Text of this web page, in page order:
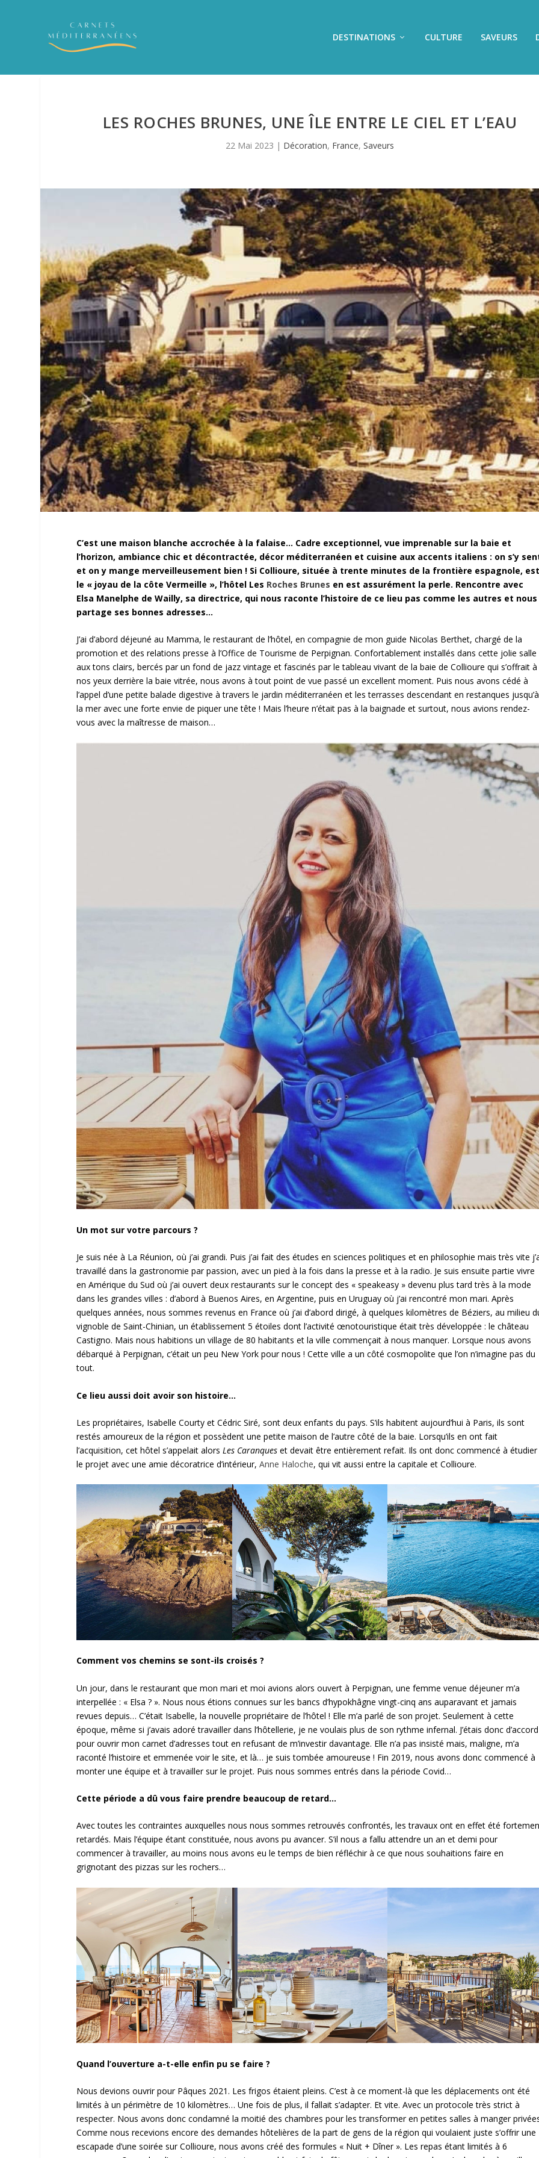
DESTINATIONS CULTURE SAVEURS
LES ROCHES BRUNES, UNE ÎLE ENTRE LE CIEL ET L’EAU
22 Mai 2023 | Décoration, France, Saveurs
C’est une maison blanche accrochée à la falaise… Cadre exceptionnel, vue imprenable sur la baie et
l’horizon, ambiance chic et décontractée, décor méditerranéen et cuisine aux accents italiens : on s’y
et on y mange merveilleusement bien ! Si Collioure, située à trente minutes de la frontière espagnole,
le « joyau de la côte Vermeille », l’hôtel Les Roches Brunes en est assurément la perle. Rencontre avec
Elsa Manelphe de Wailly, sa directrice, qui nous raconte l’histoire de ce lieu pas comme les autres et nous
partage ses bonnes adresses…
J’ai d’abord déjeuné au Mamma, le restaurant de l’hôtel, en compagnie de mon guide Nicolas Berthet, chargé de la
promotion et des relations presse à l’Office de Tourisme de Perpignan. Confortablement installés dans cette jolie salle
aux tons clairs, bercés par un fond de jazz vintage et fascinés par le tableau vivant de la baie de Collioure qui s’offrait à
nos yeux derrière la baie vitrée, nous avons à tout point de vue passé un excellent moment. Puis nous avons cédé à
l’appel d’une petite balade digestive à travers le jardin méditerranéen et les terrasses descendant en restanques jusqu’à
la mer avec une forte envie de piquer une tête ! Mais l’heure n’était pas à la baignade et surtout, nous avions rendez-
vous avec la maîtresse de maison…
Un mot sur votre parcours ?
Je suis née à La Réunion, où j’ai grandi. Puis j’ai fait des études en sciences politiques et en philosophie mais très vite
travaillé dans la gastronomie par passion, avec un pied à la fois dans la presse et à la radio. Je suis ensuite partie vivre
en Amérique du Sud où j’ai ouvert deux restaurants sur le concept des « speakeasy » devenu plus tard très à la mode
dans les grandes villes : d’abord à Buenos Aires, en Argentine, puis en Uruguay où j’ai rencontré mon mari. Après
quelques années, nous sommes revenus en France où j’ai d’abord dirigé, à quelques kilomètres de Béziers, au milieu
vignoble de Saint-Chinian, un établissement 5 étoiles dont l’activité œnotouristique était très développée : le château
Castigno. Mais nous habitions un village de 80 habitants et la ville commençait à nous manquer. Lorsque nous avons
débarqué à Perpignan, c’était un peu New York pour nous ! Cette ville a un côté cosmopolite que l’on n’imagine pas du
tout.
Ce lieu aussi doit avoir son histoire…
Les propriétaires, Isabelle Courty et Cédric Siré, sont deux enfants du pays. S’ils habitent aujourd’hui à Paris, ils sont
restés amoureux de la région et possèdent une petite maison de l’autre côté de la baie. Lorsqu’ils en ont fait
l’acquisition, cet hôtel s’appelait alorsLes Caranques et devait être entièrement refait. Ils ont donc commencé à étudier
le projet avec une amie décoratrice d’intérieur,Anne Haloche, qui vit aussi entre la capitale et Collioure.
Comment vos chemins se sont-ils croisés ?
Un jour, dans le restaurant que mon mari et moi avions alors ouvert à Perpignan, une femme venue déjeuner m’a
interpellée : « Elsa ? ». Nous nous étions connues sur les bancs d’hypokhâgne vingt-cinq ans auparavant et jamais
revues depuis… C’était Isabelle, la nouvelle propriétaire de l’hôtel ! Elle m’a parlé de son projet. Seulement à cette
époque, même si j’avais adoré travailler dans l’hôtellerie, je ne voulais plus de son rythme infernal. J’étais donc d’accord
pour ouvrir mon carnet d’adresses tout en refusant de m’investir davantage. Elle n’a pas insisté mais, maligne, m’a
raconté l’histoire et emmenée voir le site, et là… je suis tombée amoureuse ! Fin 2019, nous avons donc commencé à
monter une équipe et à travailler sur le projet. Puis nous sommes entrés dans la période Covid…
Cette période a dû vous faire prendre beaucoup de retard…
Avec toutes les contraintes auxquelles nous nous sommes retrouvés confrontés, les travaux ont en effet été
retardés. Mais l’équipe étant constituée, nous avons pu avancer. S’il nous a fallu attendre un an et demi pour
commencer à travailler, au moins nous avons eu le temps de bien réfléchir à ce que nous souhaitions faire en
grignotant des pizzas sur les rochers…
Quand l’ouverture a-t-elle enfin pu se faire ?
Nous devions ouvrir pour Pâques 2021. Les frigos étaient pleins. C’est à ce moment-là que les déplacements ont été
limités à un périmètre de 10 kilomètres… Une fois de plus, il fallait s’adapter. Et vite. Avec un protocole très strict à
respecter. Nous avons donc condamné la moitié des chambres pour les transformer en petites salles à manger
Comme nous recevions encore des demandes hôtelières de la part de gens de la région qui voulaient juste s’offrir une
escapade d’une soirée sur Collioure, nous avons créé des formules « Nuit + Dîner ». Les repas étant limités à 6